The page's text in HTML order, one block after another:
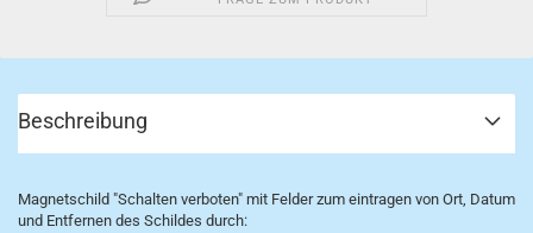
Beschreibung
Magnetschild "Schalten verboten" mit Felder zum eintragen von Ort, Datum
und Entfernen des Schildes durch: